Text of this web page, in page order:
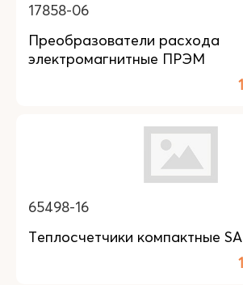
17858-06
Преобразователи расхода
электромагнитные ПРЭМ
65498-16
Теплосчетчики компактные